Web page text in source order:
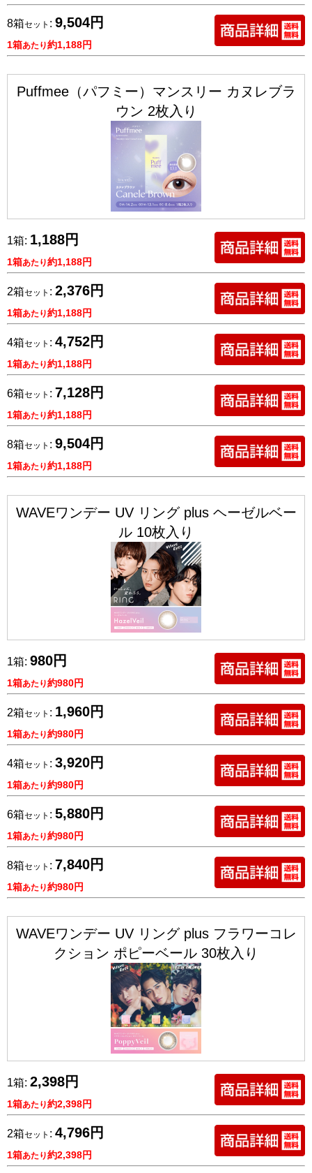
8箱セット : 9,504円
1箱あたり約1,188円
Puffmee（パフミー）マンスリー カヌレブラ
ウン 2枚入り
1箱: 1,188円
1箱あたり約1,188円
2箱セット : 2,376円
1箱あたり約1,188円
4箱セット : 4,752円
1箱あたり約1,188円
6箱セット : 7,128円
1箱あたり約1,188円
8箱セット : 9,504円
1箱あたり約1,188円
WAVEワンデー UV リング plus ヘーゼルベー
ル 10枚入り
1箱: 980円
1箱あたり約980円
2箱セット : 1,960円
1箱あたり約980円
4箱セット : 3,920円
1箱あたり約980円
6箱セット : 5,880円
1箱あたり約980円
8箱セット : 7,840円
1箱あたり約980円
WAVEワンデー UV リング plus フラワーコレ
クション ポピーベール 30枚入り
1箱: 2,398円
1箱あたり約2,398円
2箱セット : 4,796円
1箱あたり約2,398円